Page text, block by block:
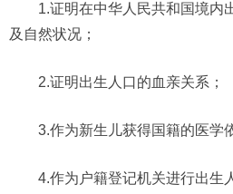
1.证明在中华人民共和国境内
及自然状况；
2.证明出生人口的血亲关系；
3.作为新生儿获得国籍的医学
4.作为户籍登记机关进行出生